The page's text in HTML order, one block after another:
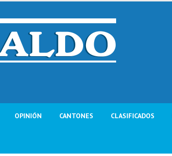
OPINIÓN CANTONES CLASIFICADOS